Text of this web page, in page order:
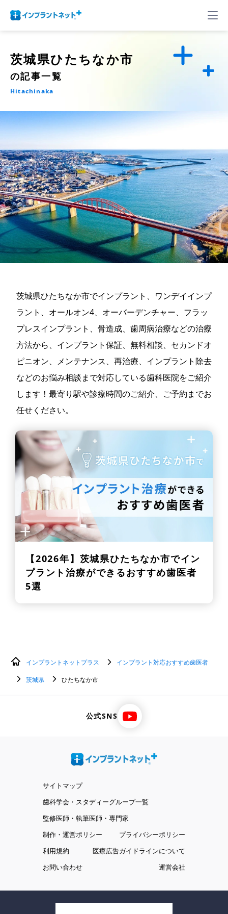
茨城県ひたちなか市
の記事一覧
Hitachinaka
茨城県ひたちなか市でインプラント、ワンデイインプ
ラント、オールオン4、オーバーデンチャー、フラッ
プレスインプラント、骨造成、歯周病治療などの治療
方法から、インプラント保証、無料相談、セカンドオ
ピニオン、メンテナンス、再治療、インプラント除去
などのお悩み相談まで対応している歯科医院をご紹介
します！最寄り駅や診療時間のご紹介、ご予約までお
任せください。
【2026年】 茨城県ひたちなか市でイン
プラント治療ができるおすすめ歯医者
5選
インプラントネットプラス
インプラント対応おすすめ歯医者
茨城県
ひたちなか市
公式SNS
サイトマップ
歯科学会・スタディーグループ一覧
監修医師・執筆医師・専門家
制作・運営ポリシー
プライバシーポリシー
利用規約
医療広告ガイドラインについて
お問い合わせ
運営会社